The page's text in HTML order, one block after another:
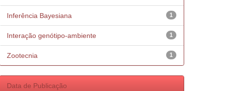
1
Inferência Bayesiana
1
Interação genótipo-ambiente
1
Zootecnia
Data de Publicação